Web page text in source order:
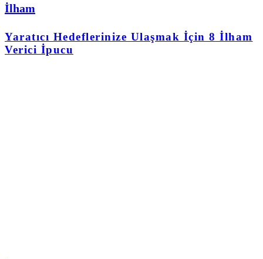
İlham
Yaratıcı Hedeflerinize Ulaşmak İçin 8 İlham
Verici İpucu